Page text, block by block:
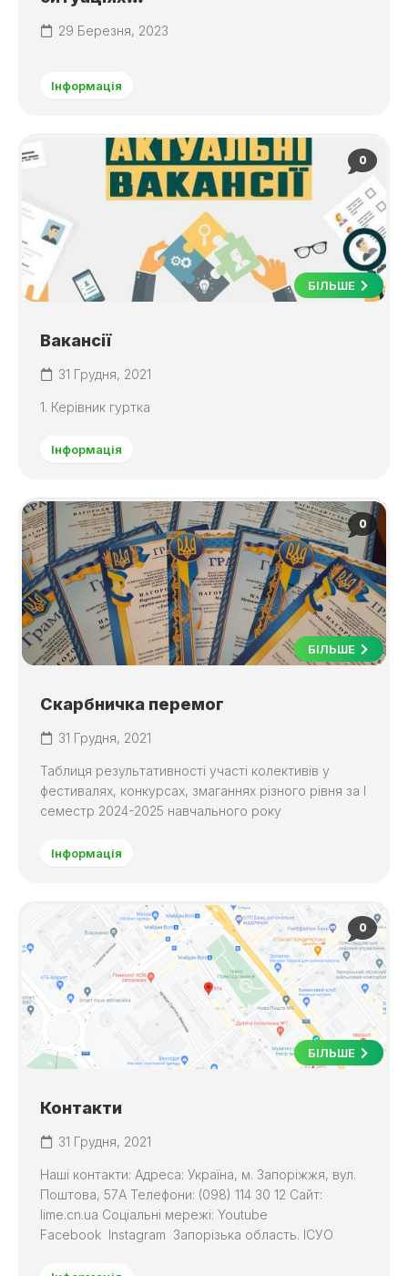
29 Березня, 2023
Інформація
0
БІЛЬШЕ
Вакансії
31 Грудня, 2021
1. Керівник гуртка
Інформація
0
БІЛЬШЕ
Скарбничка перемог
31 Грудня, 2021
Таблиця результативності участі колективів у
фестивалях, конкурсах, змаганнях різного рівня за І
семестр 2024-2025 навчального року
Інформація
0
БІЛЬШЕ
Контакти
31 Грудня, 2021
Наші контакти: Адреса: Україна, м. Запоріжжя, вул.
Поштова, 57А Телефони: (098) 114 30 12 Сайт:
lime.cn.ua Соціальні мережі: Youtube
Facebook Instagram Запорізька область. ІСУО